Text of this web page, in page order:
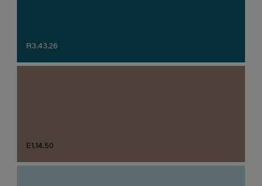
R3.43.26
E1.14.50